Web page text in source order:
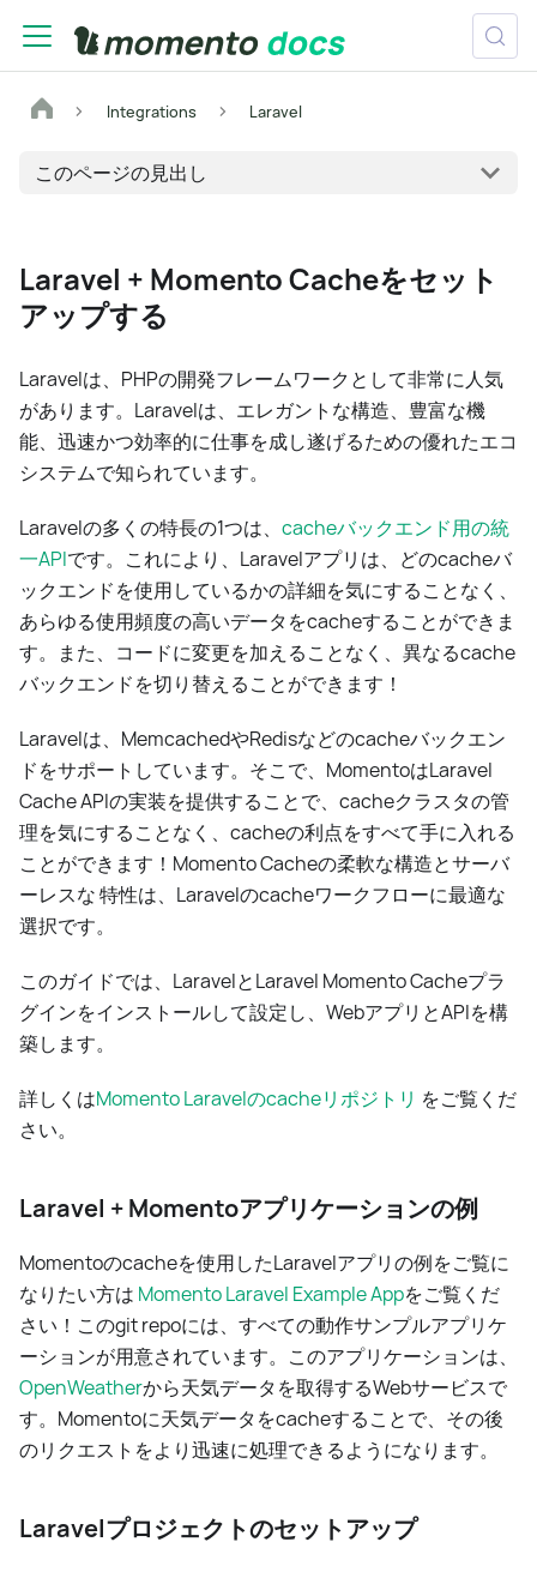
Integrations Laravel
このページの見出し
Laravel + Momento Cacheをセット
アップする
Laravelは、PHPの開発フレームワークとして非常に人気
があります。Laravelは、エレガントな構造、豊富な機
能、迅速かつ効率的に仕事を成し遂げるための優れたエコ
システムで知られています。
Laravelの多くの特長の1つは、 cacheバックエンド用の統
一APIです。これにより、Laravelアプリは、どのcacheバ
ックエンドを使用しているかの詳細を気にすることなく、
あらゆる使用頻度の高いデータをcacheすることができま
す。また、コードに変更を加えることなく、異なるcache
バックエンドを切り替えることができます！
Laravelは、MemcachedやRedisなどのcacheバックエン
ドをサポートしています。そこで、MomentoはLaravel
Cache APIの実装を提供することで、cacheクラスタの管
理を気にすることなく、cacheの利点をすべて手に入れる
ことができます！Momento Cacheの柔軟な構造とサーバ
ーレスな 特性は、Laravelのcacheワークフローに最適な
選択です。
このガイドでは、LaravelとLaravel Momento Cacheプラ
グインをインストールして設定し、WebアプリとAPIを構
築します。
詳しくはMomento Laravelのcacheリポジトリ をご覧くだ
さい。
Laravel + Momentoアプリケーションの例
Momentoのcacheを使用したLaravelアプリの例をご覧に
なりたい方は Momento Laravel Example Appをご覧くだ
さい！このgit repoには、すべての動作サンプルアプリケ
ーションが用意されています。このアプリケーションは、
OpenWeatherから天気データを取得するWebサービスで
す。Momentoに天気データをcacheすることで、その後
のリクエストをより迅速に処理できるようになります。
Laravelプロジェクトのセットアップ